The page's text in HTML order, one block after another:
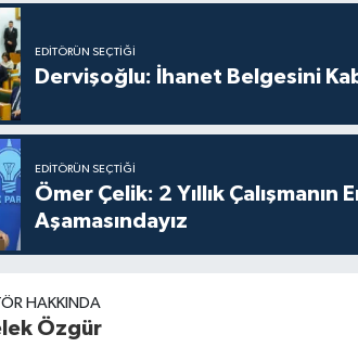
EDITÖRÜN SEÇTIĞI
Dervişoğlu: İhanet Belgesini
EDITÖRÜN SEÇTIĞI
Ömer Çelik: 2 Yıllık Çalışmanın
Aşamasındayız
HAKKINDA
Özgür